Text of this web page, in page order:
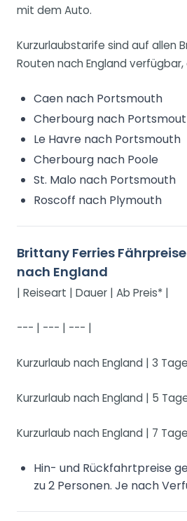
mit dem Auto.
Kurzurlaubstarife sind auf allen
Routen nach England
Caen nach Portsmouth
Cherbourg nach
Le Havre nach Portsmouth
Cherbourg nach Poole
St. Malo nach Portsmouth
Roscoff nach Plymouth
Brittany Ferries
nach England
| Reiseart | Dauer | Ab Preis* |
--- | --- | --- |
Kurzurlaub nach England | 3
Kurzurlaub nach England | 5
Kurzurlaub nach England | 7
Hin- und Rückfahrtpreise
zu 2 Personen. Je nach